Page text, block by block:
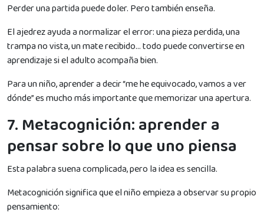
Perder una partida puede doler. Pero también enseña.
El ajedrez ayuda a normalizar el error: una pieza perdida, una
trampa no vista, un mate recibido… todo puede convertirse en
aprendizaje si el adulto acompaña bien.
Para un niño, aprender a decir “me he equivocado, vamos a ver
dónde” es mucho más importante que memorizar una apertura.
7. Metacognición: aprender a
pensar sobre lo que uno piensa
Esta palabra suena complicada, pero la idea es sencilla.
Metacognición significa que el niño empieza a observar su propio
pensamiento: